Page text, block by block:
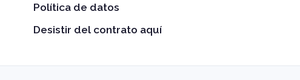
Política de datos
Desistir del contrato aquí